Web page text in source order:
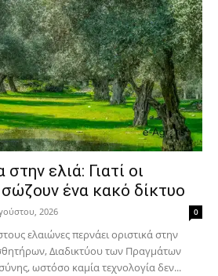
ελιά: Γιατί οι
ένα κακό δίκτυο
2026 0
ελαιώνες περνάει οριστικά στην
Διαδικτύου των Πραγμάτων
ωστόσο καμία τεχνολογία δεν...